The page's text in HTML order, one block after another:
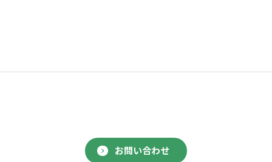
お問い合わせ